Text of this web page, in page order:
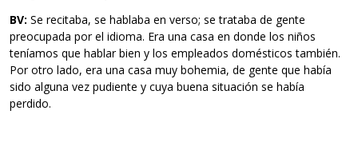
BV: Se recitaba, se hablaba en verso; se trataba de gente
preocupada por el idioma. Era una casa en donde los niños
teníamos que hablar bien y los empleados domésticos también.
Por otro lado, era una casa muy bohemia, de gente que había
sido alguna vez pudiente y cuya buena situación se había
perdido.